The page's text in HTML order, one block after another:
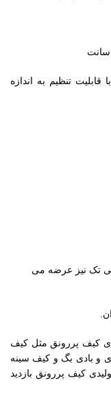
کاملاً باز حدود 115 سانت با قابلیت تنظیم به اندازه
تک نیز عرضه می
کیف پررونق مثل کیف
و بادی بگ و کیف سینه
کیف پررونق بازدید